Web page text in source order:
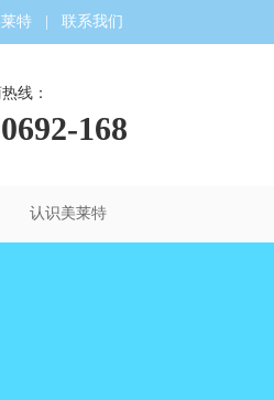
特 联系我们
线：
168
认识美莱特